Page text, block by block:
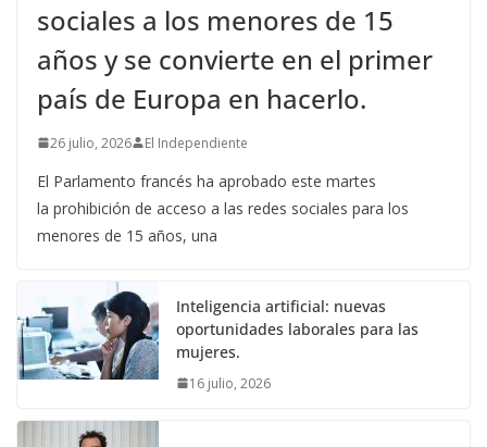
sociales a los menores de 15
años y se convierte en el primer
país de Europa en hacerlo.
26 julio, 2026 El Independiente
El Parlamento francés ha aprobado este martes
la prohibición de acceso a las redes sociales para los
menores de 15 años, una
Inteligencia artificial: nuevas
oportunidades laborales para las
mujeres.
16 julio, 2026